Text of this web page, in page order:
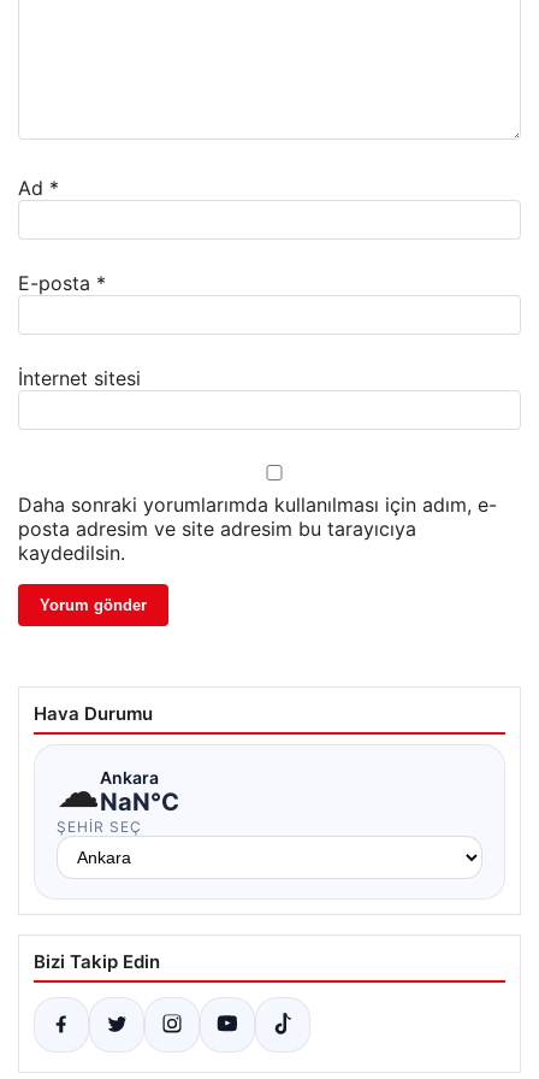
Ad *
E-posta *
İnternet sitesi
Daha sonraki yorumlarımda kullanılması için adım, e-
posta adresim ve site adresim bu tarayıcıya
kaydedilsin.
Hava Durumu
☁Ankara
NaN°C
ŞEHIR SEÇ
Bizi Takip Edin